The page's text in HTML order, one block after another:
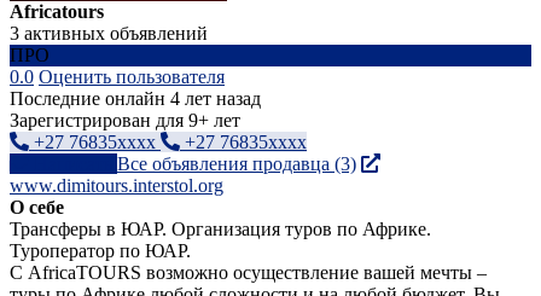
Africatours
3 активных объявлений
ПРО
0.0 Оценить пользователя
Последние онлайн 4 лет назад
Зарегистрирован для 9+ лет
+27 76835xxxx
+27 76835xxxx
Все объявления продавца (3)
www.dimitours.interstol.org
О себе
Трансферы в ЮАР. Организация туров по Африке.
Туроператор по ЮАР.
С AfricaTOURS возможно осуществление вашей мечты –